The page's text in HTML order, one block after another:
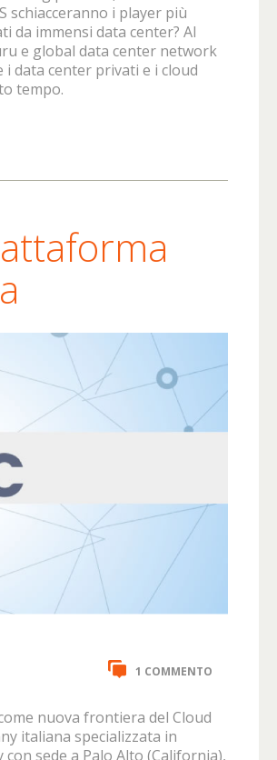
schiacceranno i player più
da immensi data center? Al
e global data center network
data center privati e i cloud
tempo.
1 COMMENTO
nuova frontiera del Cloud
italiana specializzata in
sede a Palo Alto (California),